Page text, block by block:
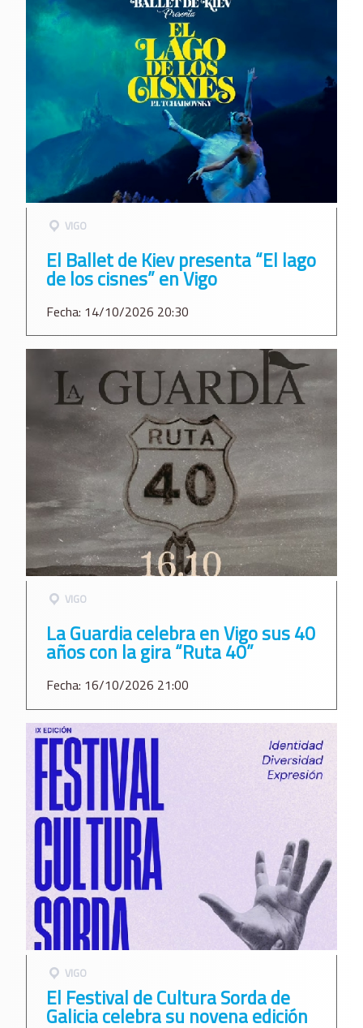
VIGO
El Ballet de Kiev presenta “El lago
de los cisnes” en Vigo
Fecha: 14/10/2026 20:30
VIGO
La Guardia celebra en Vigo sus 40
años con la gira “Ruta 40”
Fecha: 16/10/2026 21:00
VIGO
El Festival de Cultura Sorda de
Galicia celebra su novena edición